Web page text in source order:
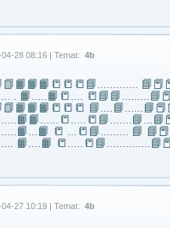
28 08:16 | Temat: 4b
. 📙…..📙📒….
📒 …📒📘……... 📘
📙….📙
27 10:19 | Temat: 4b